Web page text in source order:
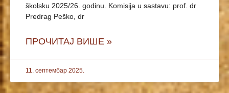
školsku 2025/26. godinu. Komisija u sastavu: prof. dr
Predrag Peško, dr
ПРОЧИТАЈ ВИШЕ »
11. септембар 2025.